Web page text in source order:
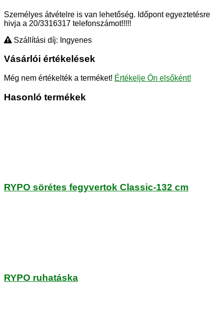
Személyes átvételre is van lehetőség. Időpont egyeztetésre
hivja a 20/3316317 telefonszámot!!!!!
Szállítási díj: Ingyenes
Vásárlói értékelések
Még nem értékelték a terméket! Értékelje Ön elsőként!
Hasonló termékek
RYPO sörétes fegyvertok Classic-132 cm
RYPO ruhatáska